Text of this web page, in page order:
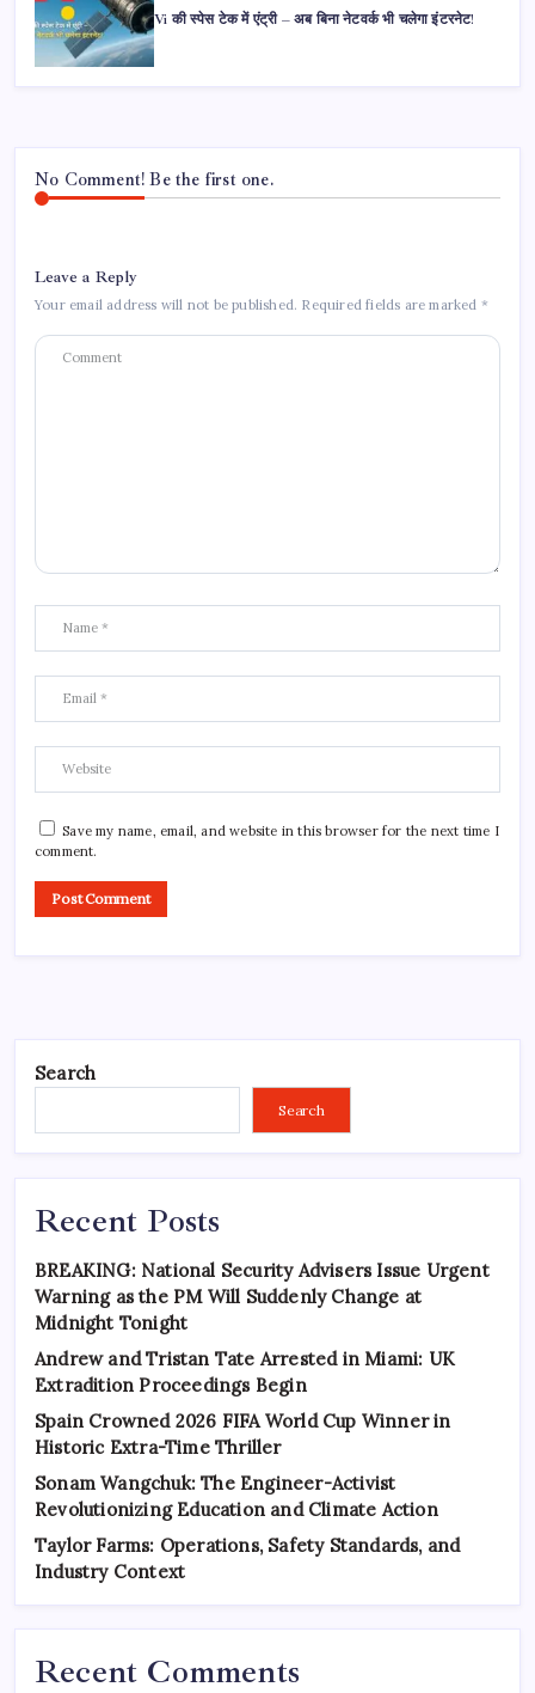
Vi की स्पेस टेक में एंट्री – अब बिना नेटवर्क भी चलेगा इंटरनेट!
No Comment! Be the first one.
Leave a Reply
Your email address will not be published. Required fields are marked *
Save my name, email, and website in this browser for the next time I
comment.
Search
Search
Recent Posts
BREAKING: National Security Advisers Issue Urgent
Warning as the PM Will Suddenly Change at
Midnight Tonight
Andrew and Tristan Tate Arrested in Miami: UK
Extradition Proceedings Begin
Spain Crowned 2026 FIFA World Cup Winner in
Historic Extra-Time Thriller
Sonam Wangchuk: The Engineer-Activist
Revolutionizing Education and Climate Action
Taylor Farms: Operations, Safety Standards, and
Industry Context
Recent Comments